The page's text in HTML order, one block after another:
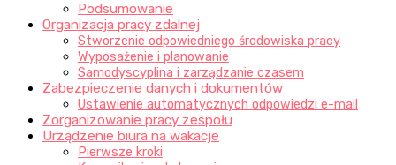
Podsumowanie
Organizacja pracy zdalnej
Stworzenie odpowiedniego środowiska pracy
Wyposażenie i planowanie
Samodyscyplina i zarządzanie czasem
Zabezpieczenie danych i dokumentów
Ustawienie automatycznych odpowiedzi e-mail
Zorganizowanie pracy zespołu
Urządzenie biura na wakacje
Pierwsze kroki